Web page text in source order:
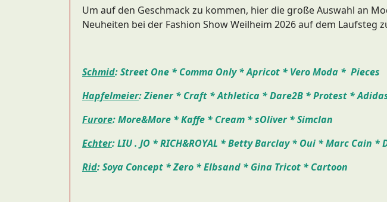
Um auf den Geschmack zu kommen, hier die große Auswahl an
Neuheiten bei der Fashion Show Weilheim 2026 auf dem Laufsteg
Schmid: Street One * Comma Only * Apricot * Vero Moda * Pieces
Hapfelmeier: Ziener * Craft * Athletica * Dare2B * Protest *
Furore: More&More * Kaffe * Cream * sOliver * Simclan
Echter: LIU . JO * RICH&ROYAL * Betty Barclay * Oui * Marc Cain *
Rid: Soya Concept * Zero * Elbsand * Gina Tricot * Cartoon